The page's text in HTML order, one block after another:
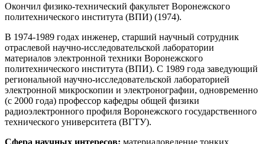
Окончил физико-технический факультет Воронежского
политехнического института (ВПИ) (1974).
В 1974-1989 годах инженер, старший научный сотрудник
отраслевой научно-исследовательской лаборатории
материалов электронной техники Воронежского
политехнического института (ВПИ). С 1989 года заведующий
региональной научно-исследовательской лабораторией
электронной микроскопии и электронографии, одновременно
(с 2000 года) профессор кафедры общей физики
радиоэлектронного профиля Воронежского государственного
технического университета (ВГТУ).
Сфера научных интересов: материаловедение тонких